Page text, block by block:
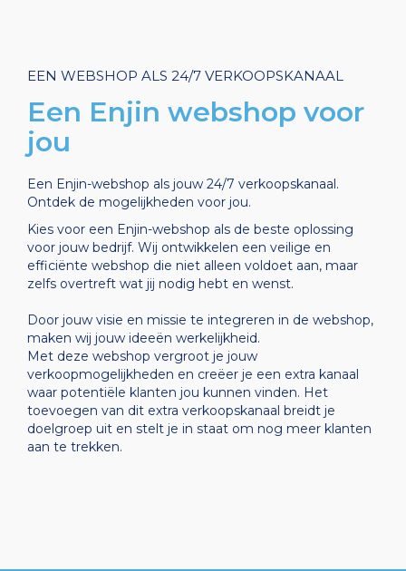
EEN WEBSHOP ALS 24/7 VERKOOPSKANAAL
Een Enjin webshop voor
jou
Een Enjin-webshop als jouw 24/7 verkoopskanaal.
Ontdek de mogelijkheden voor jou.
Kies voor een Enjin-webshop als de beste oplossing
voor jouw bedrijf. Wij ontwikkelen een veilige en
efficiënte webshop die niet alleen voldoet aan, maar
zelfs overtreft wat jij nodig hebt en wenst.
Door jouw visie en missie te integreren in de webshop,
maken wij jouw ideeën werkelijkheid.
Met deze webshop vergroot je jouw
verkoopmogelijkheden en creëer je een extra kanaal
waar potentiële klanten jou kunnen vinden. Het
toevoegen van dit extra verkoopskanaal breidt je
doelgroep uit en stelt je in staat om nog meer klanten
aan te trekken.